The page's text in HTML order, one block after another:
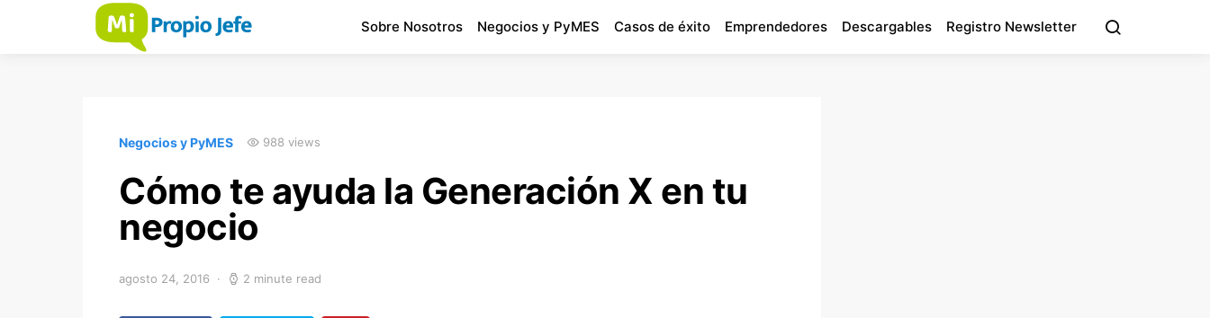
Sobre Nosotros Negocios y PyMES Casos de éxito Emprendedores Descargables Registro Newsletter
Negocios y PyMES 988 views
Cómo te ayuda la Generación X en tu
negocio
agosto 24, 2016 2 minute read